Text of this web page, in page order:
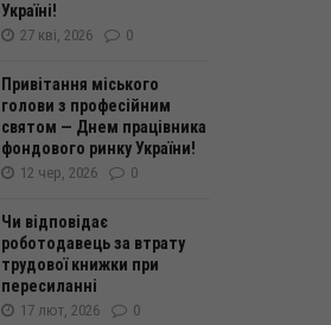
Україні!
27 кві, 2026 0
Привітання міського
голови з професійним
святом — Днем працівника
фондового ринку України!
12 чер, 2026 0
Чи відповідає
роботодавець за втрату
трудової книжки при
пересиланні
17 лют, 2026 0